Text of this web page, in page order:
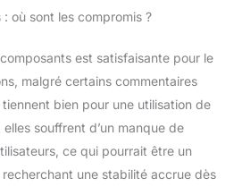
entre confort et
la montagne. Modèles
disponibles : STAR W,
Lace) et STRONG W
ATOP. IMPORTANT :
veuillez toujours
commander une taille
où sont les compromis ?
est satisfaisante pour le
malgré certains commentaires
bien pour une utilisation de
souffrent d’un manque de
ce qui pourrait être un
une stabilité accrue dès